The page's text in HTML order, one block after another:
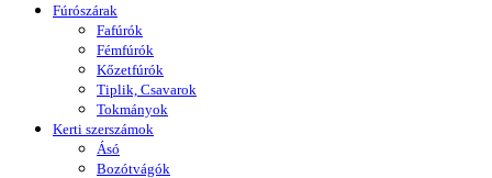
Fúrószárak
Fafúrók
Fémfúrók
Kőzetfúrók
Tiplik, Csavarok
Tokmányok
Kerti szerszámok
Ásó
Bozótvágók